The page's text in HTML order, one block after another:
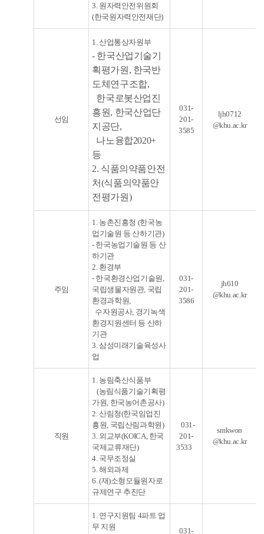
3. 원자력안전위원회
(한국원자력안전재단)
선임
1. 산업통상자원부
- 한국산업기술기
획평가원, 한국반
도체연구조합,
한국로봇산업진
흥원, 한국산업단
지 공단,
나노융합2020+
등
2. 식품의약품안전
처(식품의약품안
전평가원)
031-
201-
3585
ljh0712
@khu.ac.kr
주임
1. 농촌진흥청 (한국농
업기술원 등 산하기관)
- 한국농업기술원 등 산
하기관
2. 환경부
- 한국환경산업기술원,
국립생물자원관, 국립
환경과학원,
수자원공사, 경기녹색
환경지원센터 등 산하
기관
3. 삼성미래기술육성사
업
031-
201-
3586
jh610
@khu.ac.kr
직원
1. 농림축산식품부
(농림식품기술기획평
가원, 한국농어촌공사)
2. 산림청(한국임업진
흥원, 국립산림과학원)
3. 외교부(KOICA, 한국
국제교류재단)
4. 국무조정실
5. 해외과제
6. (재)소형모듈원자로
규제연구 추진단
031-
201-
3533
smkwon
@khu.ac.kr
1. 연구지원팀 4파트 업
무 지원
031-